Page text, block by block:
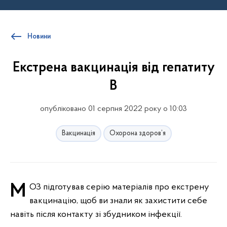
Новини
Екстрена вакцинація від гепатиту
В
опубліковано 01 серпня 2022 року о 10:03
Вакцинація Охорона здоров’я
МОЗ підготував серію матеріалів про екстрену вакцинацію, щоб ви знали як захистити себе
навіть після контакту зі збудником інфекції.